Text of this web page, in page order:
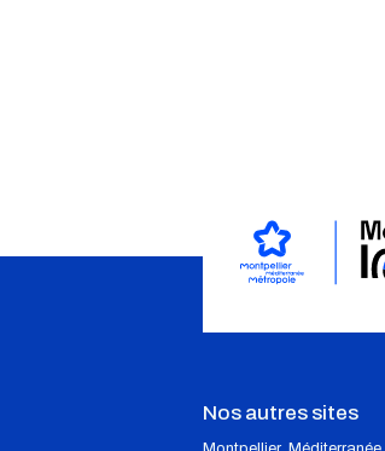
Nos autres sites